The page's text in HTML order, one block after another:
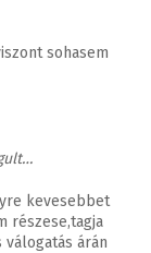
sohasem
kevesebbet
részese,tagja
árán